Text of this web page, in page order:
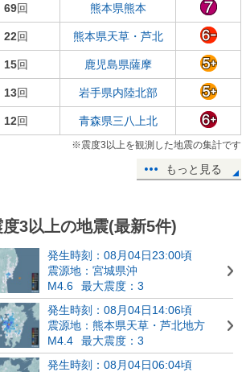
69回 熊本県熊本
22回 熊本県天草・芦北
15回 鹿児島県薩摩
13回 岩手県内陸北部
12回 青森県三八上北
※震度3以上を観測した地震の集計です
もっと見る
度3以上の地震(最新5件)
発生時刻：08月04日23:00頃
震源地：宮城県沖
M4.6
最大震度：3
発生時刻：08月04日14:06頃
震源地：熊本県天草・芦北地方
M4.4
最大震度：3
発生時刻：08月04日06:04頃